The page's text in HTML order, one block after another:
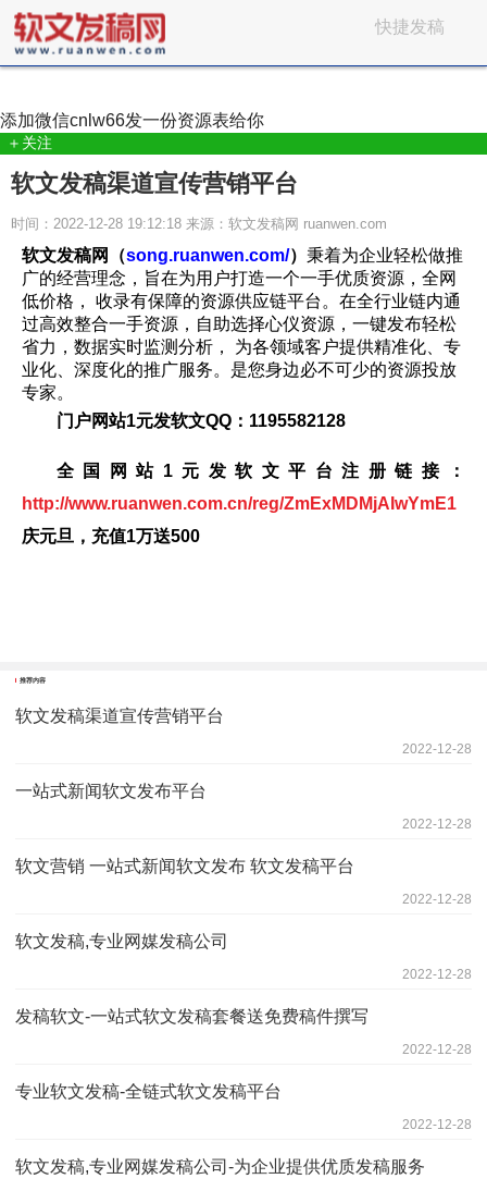
快捷发稿
添加微信cnlw66发一份资源表给你
＋关注
软文发稿渠道宣传营销平台
时间：2022-12-28 19:12:18 来源：软文发稿网 ruanwen.com
软文发稿网（song.ruanwen.com/） 秉着为企业轻松做推
广的经营理念，旨在为用户打造一个一手优质资源，全网
低价格， 收录有保障的资源供应链平台。在全行业链内通
过高效整合一手资源，自助选择心仪资源，一键发布轻松
省力，数据实时监测分析， 为各领域客户提供精准化、专
业化、深度化的推广服务。是您身边必不可少的资源投放
专家。
门户网站1元发软文QQ：1195582128
全国网站1元发软文平台注册链接：
http://www.ruanwen.com.cn/reg/ZmExMDMjAIwYmE1
庆元旦，充值1万送500
推荐内容
软文发稿渠道宣传营销平台
2022-12-28
一站式新闻软文发布平台
2022-12-28
软文营销 一站式新闻软文发布 软文发稿平台
2022-12-28
软文发稿,专业网媒发稿公司
2022-12-28
发稿软文-一站式软文发稿套餐送免费稿件撰写
2022-12-28
专业软文发稿-全链式软文发稿平台
2022-12-28
软文发稿,专业网媒发稿公司-为企业提供优质发稿服务